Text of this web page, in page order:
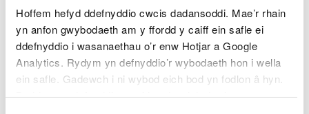
Hoffem hefyd ddefnyddio cwcis dadansoddi. Mae’r rhain
yn anfon gwybodaeth am y ffordd y caiff ein safle ei
ddefnyddio i wasanaethau o’r enw Hotjar a Google
Analytics. Rydym yn defnyddio’r wybodaeth hon i wella
ein safle. Gadewch i ni wybod eich bod yn fodlon â hyn.
Byddwn yn defnyddio cwci i gadw eich dewis.
Waunarlwydd Works
Intertissue Limited
Carbon Trydanol, Abertawe
Neath Port Talbot Recycling Ltd